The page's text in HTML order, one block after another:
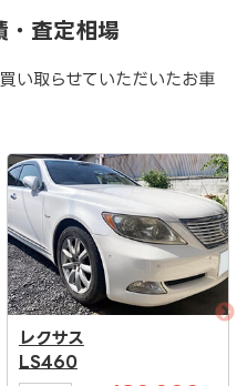
・査定相場
い取らせていただいたお車
レクサス
LS460